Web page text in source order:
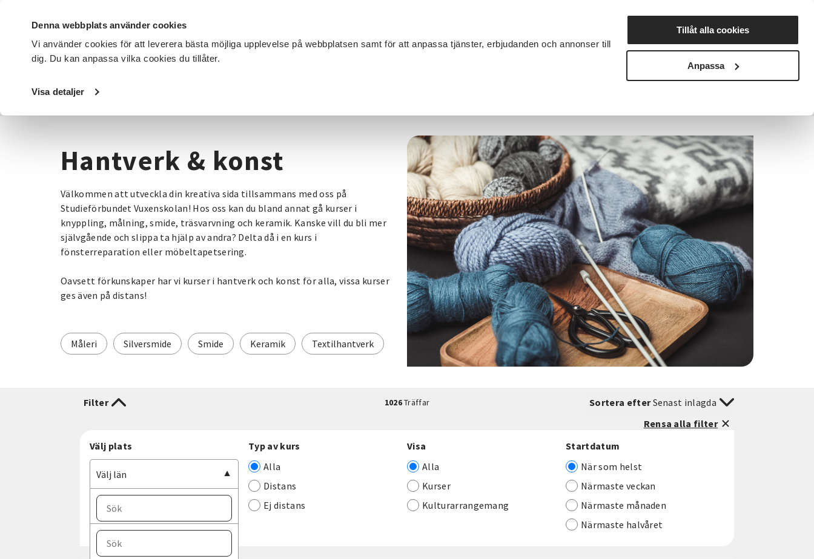
Denna webbplats använder cookies
Vi använder cookies för att leverera bästa möjliga upplevelse på webbplatsen samt för att anpassa tjänster, erbjudanden och annonser till
dig. Du kan anpassa vilka cookies du tillåter.
Visa detaljer
Tillåt alla cookies
Anpassa
DET HÄR GÖR VI FÖR DIG SOM SÖK KURSER OCH EVENEMANG Nyheter Avdelningar
Startsida / Kurser och evenemang
Hantverk & konst
Välkommen att utveckla din kreativa sida tillsammans med oss på
Studieförbundet Vuxenskolan! Hos oss kan du bland annat gå kurser i
knyppling, målning, smide, träsvarvning och keramik. Kanske vill du bli mer
självgående och slippa ta hjälp av andra? Delta då i en kurs i
fönsterreparation eller möbeltapetsering.
Oavsett förkunskaper har vi kurser i hantverk och konst för alla, vissa kurser
ges även på distans!
Måleri Silversmide Smide Keramik Textilhantverk
Filter 1026Träffar Sortera efterSenast inlagda
Rensa alla filter
Välj plats
Välj län
Välj län
Välj ort
Typ av kurs
Alla
Distans
Ej distans
Visa
Alla
Kurser
Kulturarrangemang
Startdatum
När som helst
Närmaste veckan
Närmaste månaden
Närmaste halvåret